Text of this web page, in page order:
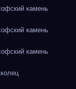
камень
камень
камень